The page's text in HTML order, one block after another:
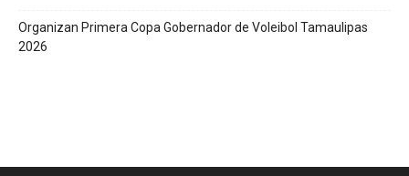
Organizan Primera Copa Gobernador de Voleibol Tamaulipas
2026